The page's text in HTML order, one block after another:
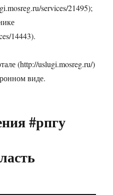
services/21495);
14443).
(http://uslugi.mosreg.ru/)
виде.
#рпгу